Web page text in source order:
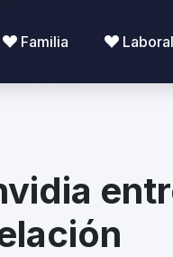
Familia Laboral